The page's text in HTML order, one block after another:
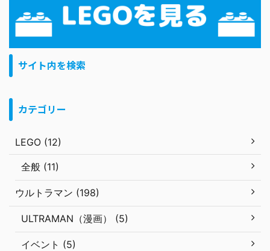
サイト内を検索
カテゴリー
LEGO (12)
全般 (11)
ウルトラマン (198)
ULTRAMAN（漫画） (5)
イベント (5)